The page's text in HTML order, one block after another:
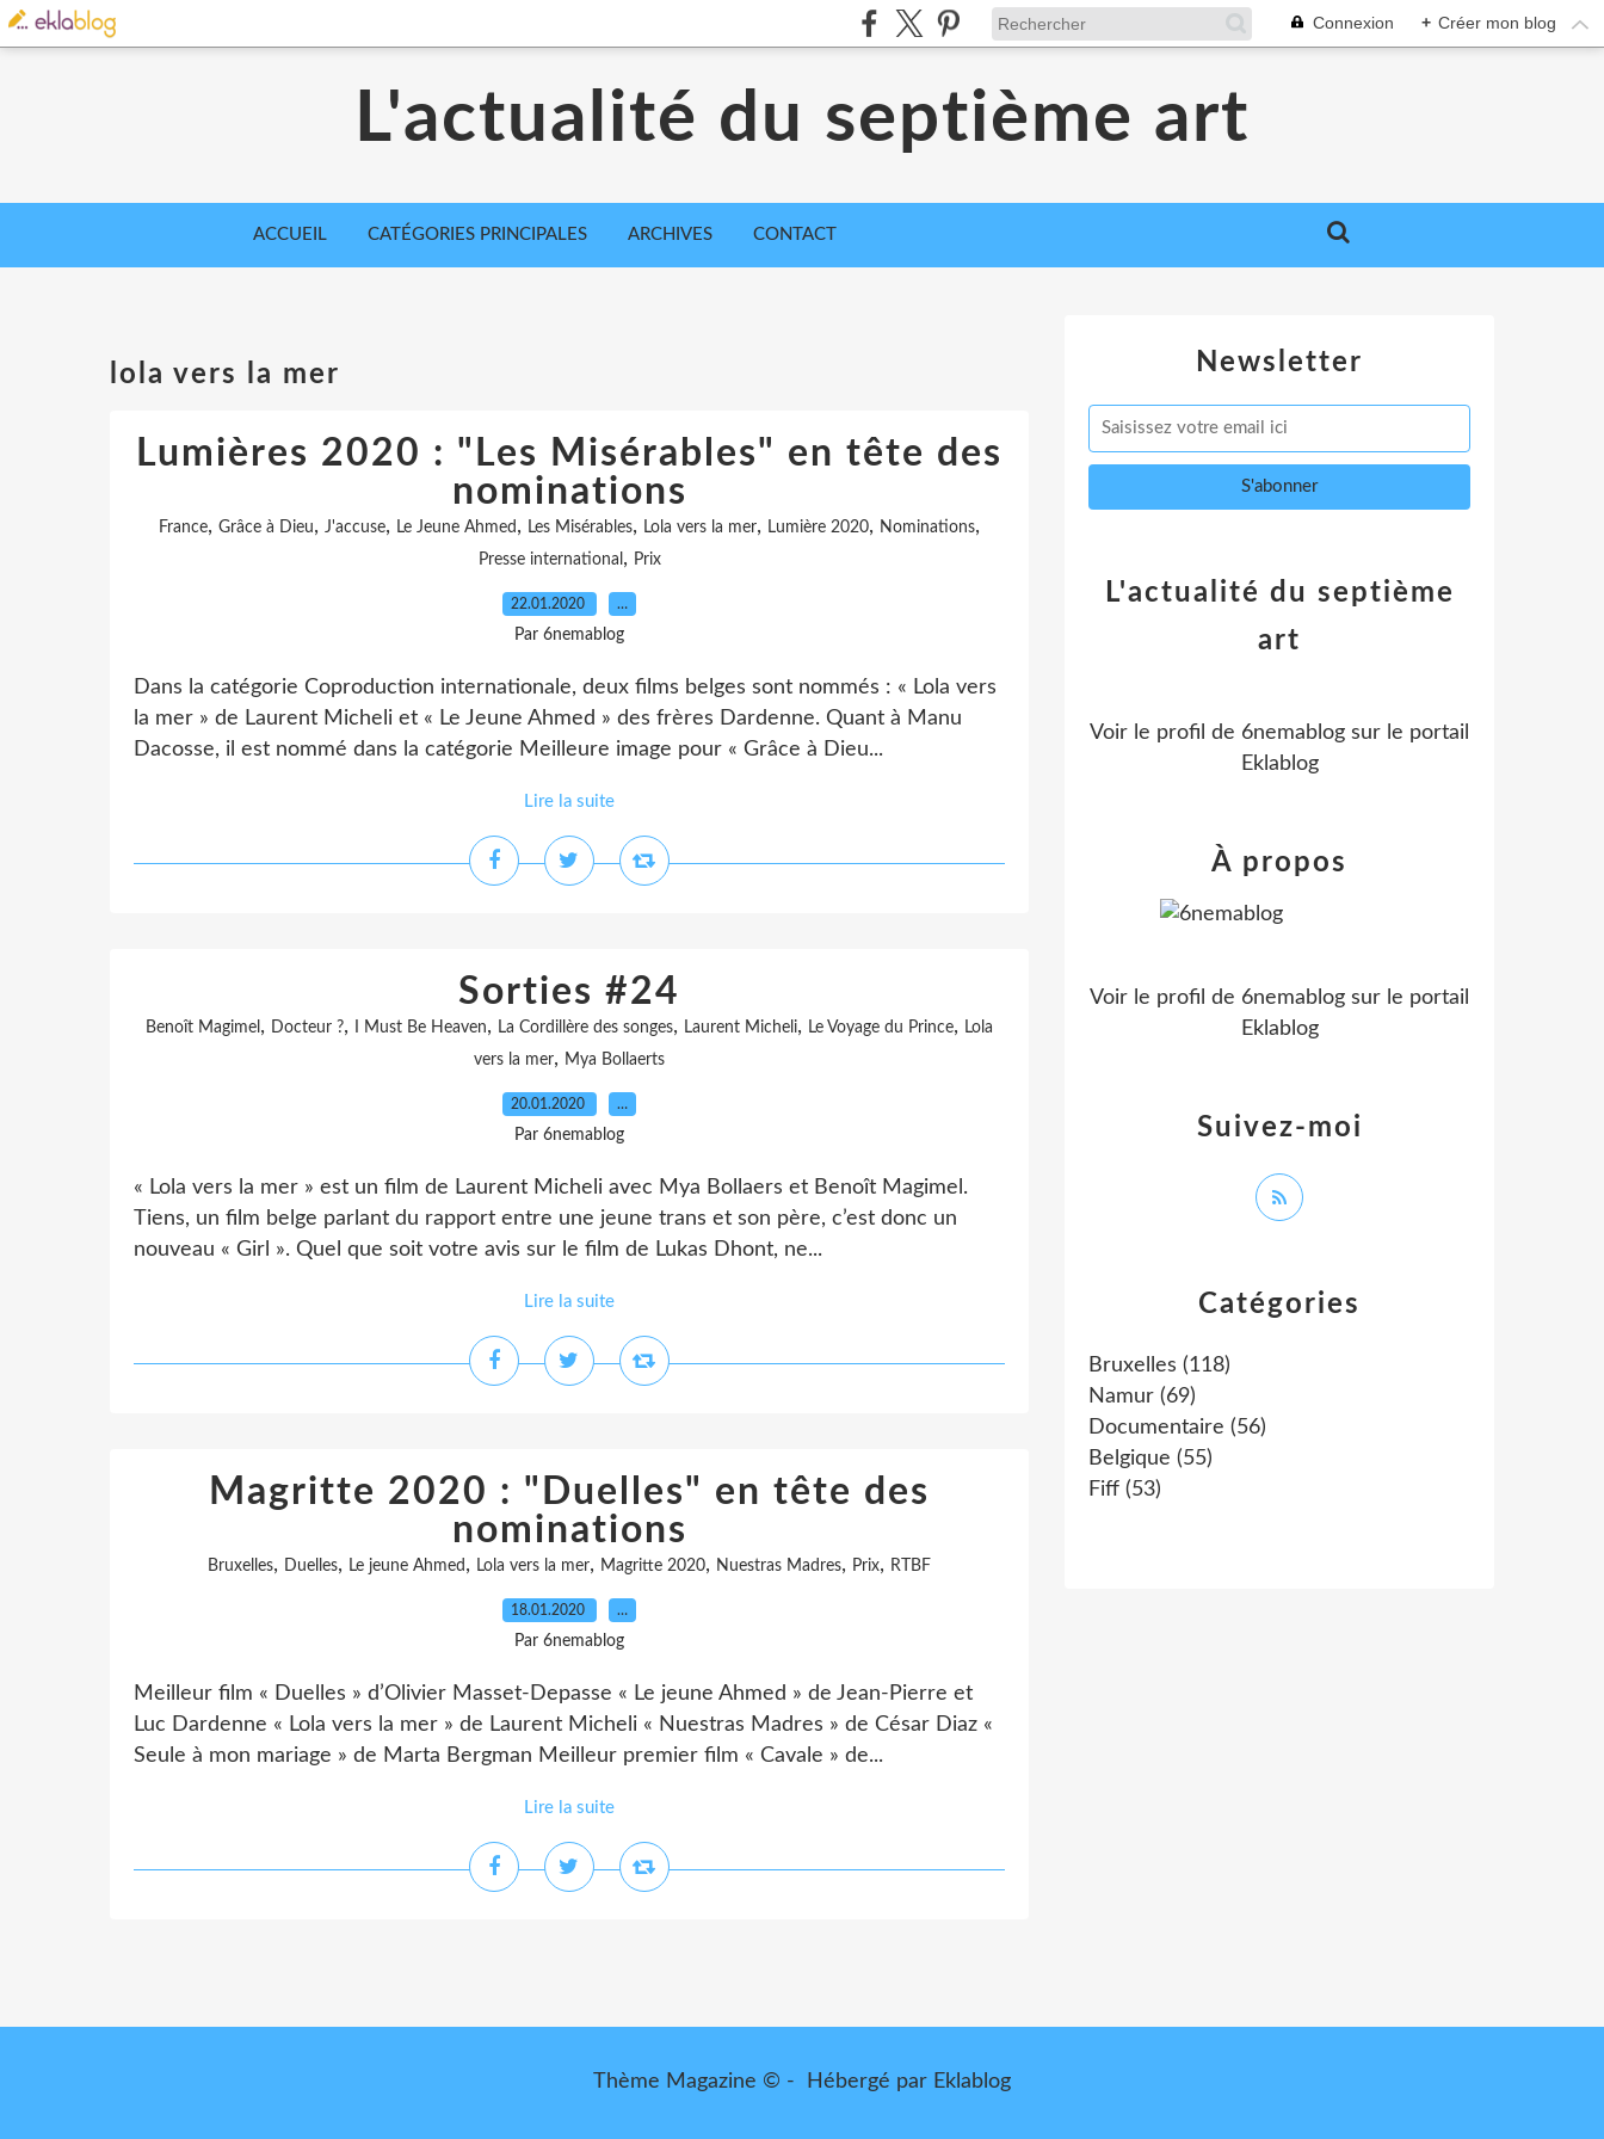
Connexion + Créer mon blog
L'actualité du septième art
ACCUEIL CATÉGORIES PRINCIPALES ARCHIVES CONTACT
lola vers la mer
Lumières 2020 : "Les Misérables" en tête des
nominations
France, Grâce à Dieu, J'accuse, Le Jeune Ahmed , Les Misérables, Lola vers la mer, Lumière 2020, Nominations,
Presse international , Prix
22.01.2020 …
Par 6nemablog
Dans la catégorie Coproduction internationale, deux films belges sont nommés : « Lola vers
la mer » de Laurent Micheli et « Le Jeune Ahmed » des frères Dardenne. Quant à Manu
Dacosse, il est nommé dans la catégorie Meilleure image pour « Grâce à Dieu...
Lire la suite
Sorties #24
Benoît Magimel , Docteur ?, I Must Be Heaven, La Cordillère des songes, Laurent Micheli, Le Voyage du Prince, Lola
vers la mer, Mya Bollaerts
20.01.2020 …
Par 6nemablog
« Lola vers la mer » est un film de Laurent Micheli avec Mya Bollaers et Benoît Magimel.
Tiens, un film belge parlant du rapport entre une jeune trans et son père, c’est donc un
nouveau « Girl ». Quel que soit votre avis sur le film de Lukas Dhont, ne...
Lire la suite
Magritte 2020 : "Duelles" en tête des
nominations
Bruxelles, Duelles, Le jeune Ahmed , Lola vers la mer, Magritte 2020, Nuestras Madres, Prix, RTBF
18.01.2020 …
Par 6nemablog
Meilleur film « Duelles » d’Olivier Masset-Depasse « Le jeune Ahmed » de Jean-Pierre et
Luc Dardenne « Lola vers la mer » de Laurent Micheli « Nuestras Madres » de César Diaz «
Seule à mon mariage » de Marta Bergman Meilleur premier film « Cavale » de...
Lire la suite
Newsletter
Catégories
Bruxelles (118)
Namur (69)
Documentaire (56)
Belgique (55)
Fiff (53)
L'actualité du septième
art
Voir le profil de 6nemablog sur le portail
Eklablog
Suivez-moi
À propos
Voir le profil de 6nemablog sur le portail
Eklablog
Thème Magazine © - Hébergé par Eklablog